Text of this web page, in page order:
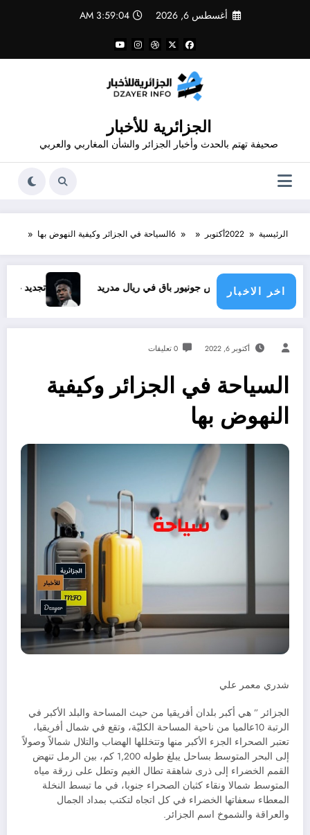
أغسطس 6, 2026 3:59:05 AM
الجزائرية للأخبار
صحيفة تهتم بالحدث وأخبار الجزائر والشأن المغاربي والعربي
الرئيسية 2022أكتوبر 6السياحة في الجزائر وكيفية النهوض بها
اخر الاخبار
فينيسيوس جونيور باق في ريال مدريد تجديد عقد فينيسيوس ..
أكتوبر 6, 2022 0 تعليقات
السياحة في الجزائر وكيفية
النهوض بها
شدري معمر علي
الجزائر ” هي أكبر بلدان أفريقيا من حيث المساحة والبلد الأكبر في
الرتبة 10عالميا من ناحية المساحة الكليّة، وتقع في شمال أفريقيا،
تعتبر الصحراء الجزء الأكبر منها وتتخللها الهضاب والتلال شمالاً وصولاً
إلى البحر المتوسط بساحل يبلغ طوله 1,200 كم، بين الرمل تنهض
القمم الخضراء إلى ذرى شاهقة تطال الغيم وتطل على زرقة مياه
المتوسط شمالا ونقاء كثبان الصحراء جنوبا، في ما تبسط النخلة
المعطاء سعفاتها الخضراء في كل اتجاه لتكتب بمداد الجمال
والعراقة والشموخ اسم الجزائر.